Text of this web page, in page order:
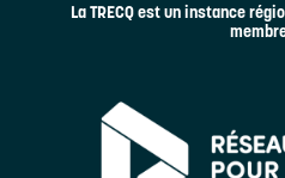
La TRECQ est un instance